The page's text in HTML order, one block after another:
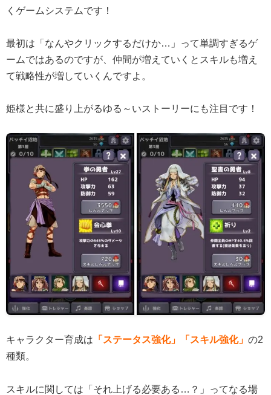
くゲームシステムです！
最初は「なんやクリックするだけか…」って単調すぎるゲ
ームではあるのですが、仲間が増えていくとスキルも増え
て戦略性が増していくんですよ。
姫様と共に盛り上がるゆる～いストーリーにも注目です！
キャラクター育成は 「ステータス強化」「スキル強化」 の2
種類。
スキルに関しては「それ上げる必要ある…？」ってなる場